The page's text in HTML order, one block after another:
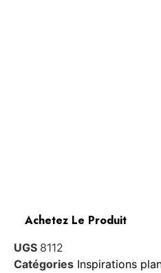
Achetez Le Produit
UGS 8112
Catégories Inspirations